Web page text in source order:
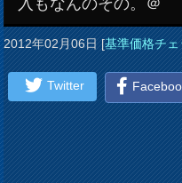
2012年02月06日[基準価格チ
Twitter